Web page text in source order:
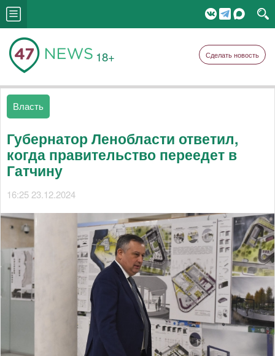
18+ Сделать новость
Власть
Губернатор Ленобласти ответил,
когда правительство переедет в
Гатчину
16:25 23.12.2024